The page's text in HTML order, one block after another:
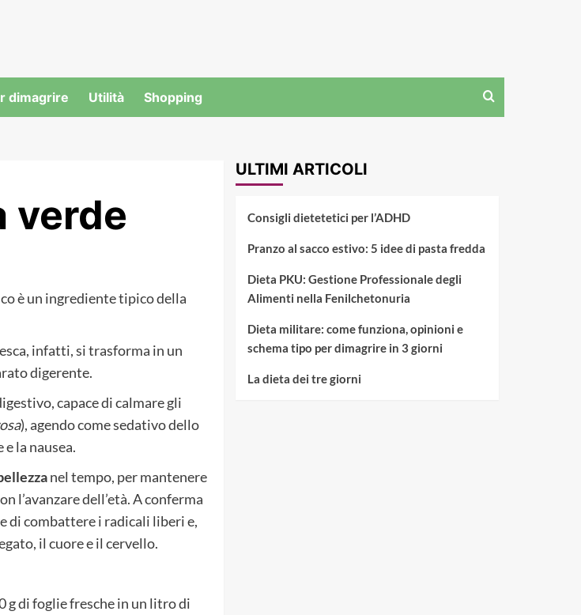
dimagrire Utilità Shopping
verde
è un ingrediente tipico della
infatti, si trasforma in un
digerente.
capace di calmare gli
), agendo come sedativo dello
la nausea.
nel tempo, per mantenere
l’avanzare dell’età. A conferma
di combattere i radicali liberi e,
il cuore e il cervello.
g di foglie fresche in un litro di
ULTIMI ARTICOLI
Consigli dietetetici per l’ADHD
Pranzo al sacco estivo: 5 idee di pasta fredda
Dieta PKU: Gestione Professionale degli
Alimenti nella Fenilchetonuria
Dieta militare: come funziona, opinioni e
schema tipo per dimagrire in 3 giorni
La dieta dei tre giorni